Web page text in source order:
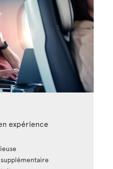
expérience